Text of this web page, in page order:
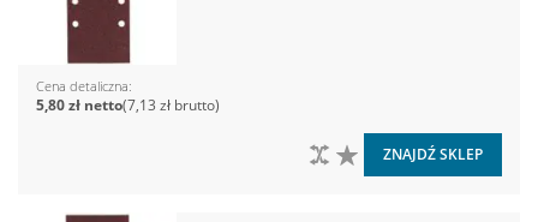
Cena detaliczna
7,13 zł
5,80 zł
DO LISTY ŻYCZEŃ
DO PORÓWNANIA
ZNAJDŹ SKLEP